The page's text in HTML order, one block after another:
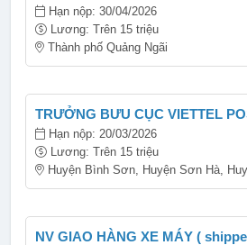
Hạn nộp: 30/04/2026
Lương: Trên 15 triệu
Thành phố Quảng Ngãi
TRƯỞNG BƯU CỤC VIETTEL
Hạn nộp: 20/03/2026
Lương: Trên 15 triệu
Huyện Bình Sơn, Huyện Sơn Hà,
NV GIAO HÀNG XE MÁY (